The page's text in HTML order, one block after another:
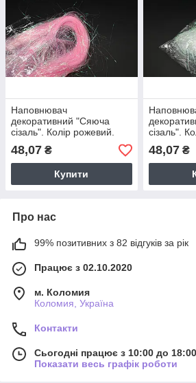
Наповнювач
декоративний "Сяюча
сізаль". Колір рожевий.
30грам
48,07 ₴
Купити
сізаль".
30грам
48,07₴
Про нас
99% позитивних з 82 відгуків за рік
Працює з 02.10.2020
м. Коломия
Коломия, Україна
Контакти
Сьогодні працює з 10:00 до 18:00
Показати весь графік роботи